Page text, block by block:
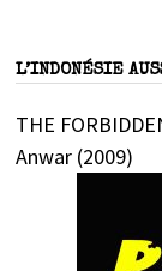
L’INDONÉSIE
THE
Anwar (2009)